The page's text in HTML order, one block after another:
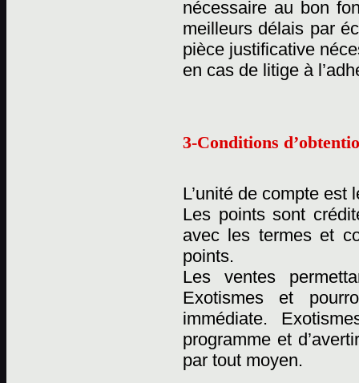
nécessaire au bon
meilleurs délais par
pièce justificative
en cas de litige à
3-Conditions
L’unité de compte est
Les points sont
avec les termes et
points.
Les ventes
Exotismes et
immédiate.
programme et
par tout moyen.